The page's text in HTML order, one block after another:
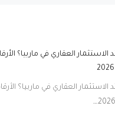
الاستثمار العقاري في ماربيا؟
الاستثمار العقاري في ماربيا؟